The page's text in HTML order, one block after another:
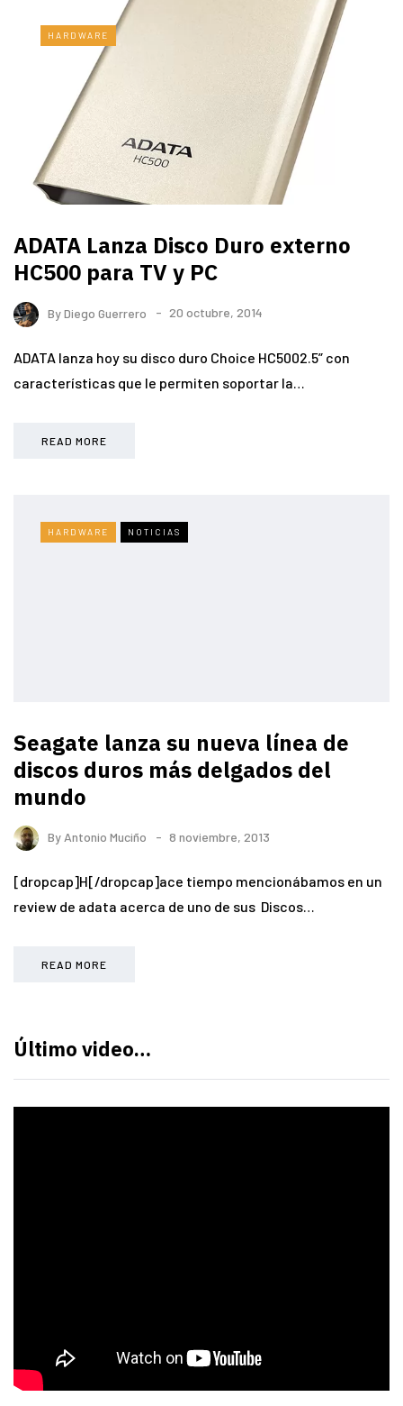
HARDWARE
ADATA Lanza Disco Duro externo
HC500 para TV y PC
ByDiego Guerrero 20 octubre, 2014
ADATA lanza hoy su disco duro Choice HC5002.5” con
características que le permiten soportar la…
READ MORE
HARDWARE NOTICIAS
Seagate lanza su nueva línea de
discos duros más delgados del
mundo
By Antonio Muciño 8 noviembre, 2013
[dropcap]H[/dropcap]ace tiempo mencionábamos en un
review de adata acerca de uno de sus Discos…
READ MORE
Último video…